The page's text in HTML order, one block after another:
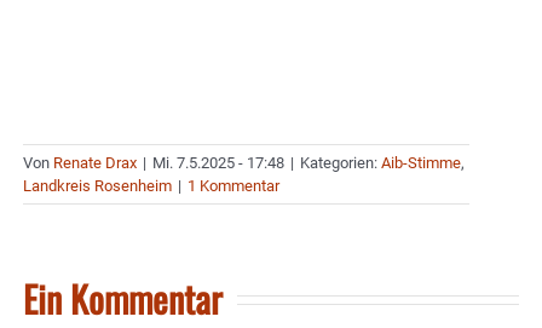
Von Renate Drax | Mi. 7.5.2025 - 17:48 | Kategorien: Aib-Stimme,
Landkreis Rosenheim | 1 Kommentar
Ein Kommentar